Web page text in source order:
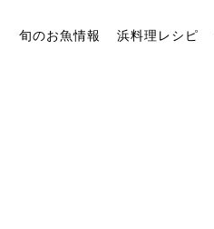
旬のお魚情報 浜料理レシピ